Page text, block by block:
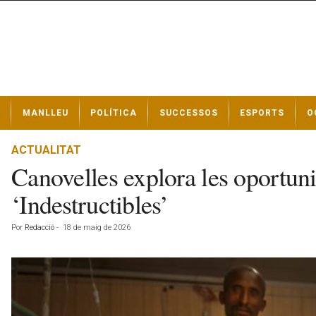
t
MANLLEU POLÍTICA SUCCESSOS ESPORTS
ACTUALITAT
Canovelles explora les
‘Indestructibles’
Por Redacció - 18 de maig de 2026